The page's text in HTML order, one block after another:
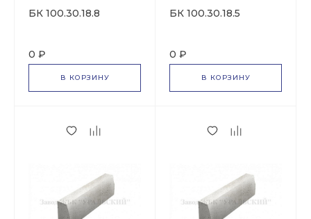
БК 100.30.18.8
0 ₽
В КОРЗИНУ
БК 100.30.18.5
0 ₽
В КОРЗИНУ